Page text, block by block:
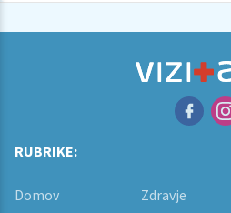
RUBRIKE:
Domov Zdravje